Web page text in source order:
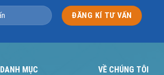
DANH MỤC VỀ CHÚNG TÔI